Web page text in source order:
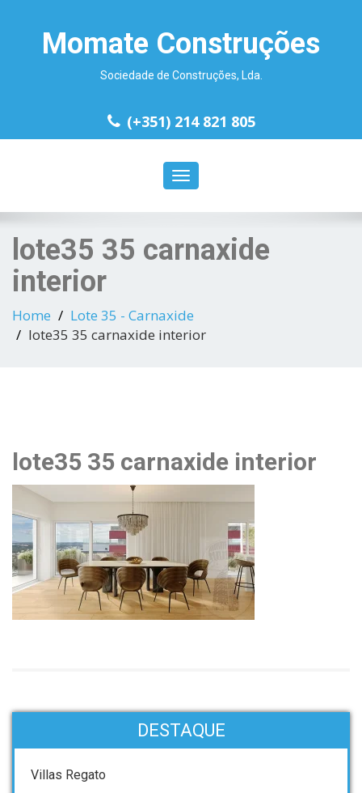
Momate Construções
Sociedade de Construções, Lda.
(+351) 214 821 805
Toggle
navigation
lote35 35 carnaxide
interior
Home
Lote 35 - Carnaxide
lote35 35 carnaxide interior
lote35 35 carnaxide interior
DESTAQUE
Villas Regato